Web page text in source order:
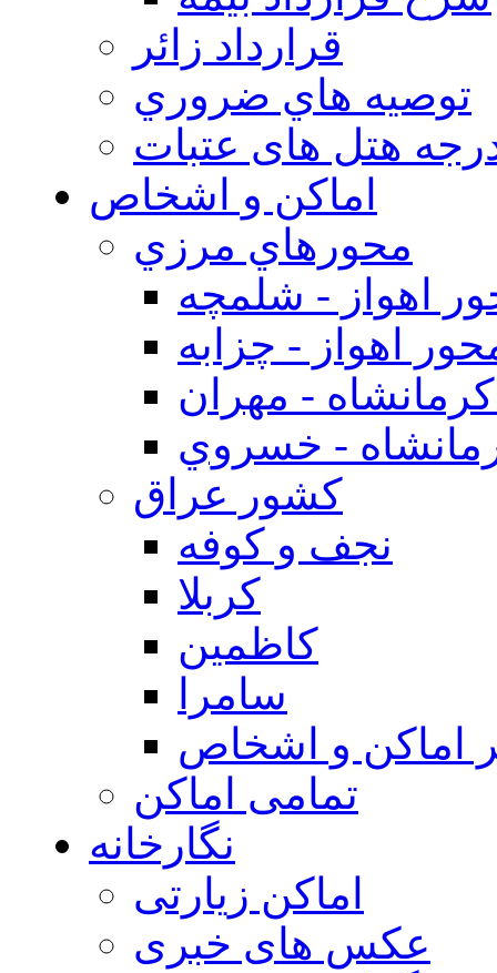
قرارداد زائر
توصيه هاي ضروري
هتل های عتبات
اماکن و اشخاص
محورهاي مرزي
اهواز - شلمچه
اهواز - چزابه
- مهران
- خسروي
كشور عراق
نجف و كوفه
كربلا
كاظمين
سامرا
اماكن و اشخاص
تمامی اماکن
نگارخانه
اماکن زیارتی
عکس های خبری